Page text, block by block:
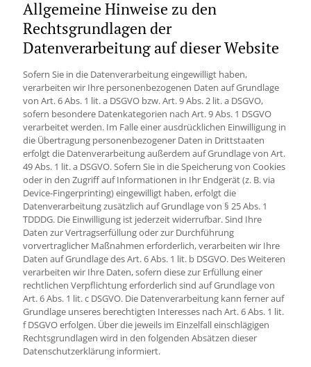
Allgemeine Hinweise zu den
Rechtsgrundlagen der
Datenverarbeitung auf dieser Website
Sofern Sie in die Datenverarbeitung eingewilligt haben,
verarbeiten wir Ihre personenbezogenen Daten auf Grundlage
von Art. 6 Abs. 1 lit. a DSGVO bzw. Art. 9 Abs. 2 lit. a DSGVO,
sofern besondere Datenkategorien nach Art. 9 Abs. 1 DSGVO
verarbeitet werden. Im Falle einer ausdrücklichen Einwilligung in
die Übertragung personenbezogener Daten in Drittstaaten
erfolgt die Datenverarbeitung außerdem auf Grundlage von Art.
49 Abs. 1 lit. a DSGVO. Sofern Sie in die Speicherung von Cookies
oder in den Zugriff auf Informationen in Ihr Endgerät (z. B. via
Device-Fingerprinting) eingewilligt haben, erfolgt die
Datenverarbeitung zusätzlich auf Grundlage von § 25 Abs. 1
TDDDG. Die Einwilligung ist jederzeit widerrufbar. Sind Ihre
Daten zur Vertragserfüllung oder zur Durchführung
vorvertraglicher Maßnahmen erforderlich, verarbeiten wir Ihre
Daten auf Grundlage des Art. 6 Abs. 1 lit. b DSGVO. Des Weiteren
verarbeiten wir Ihre Daten, sofern diese zur Erfüllung einer
rechtlichen Verpflichtung erforderlich sind auf Grundlage von
Art. 6 Abs. 1 lit. c DSGVO. Die Datenverarbeitung kann ferner auf
Grundlage unseres berechtigten Interesses nach Art. 6 Abs. 1 lit.
f DSGVO erfolgen. Über die jeweils im Einzelfall einschlägigen
Rechtsgrundlagen wird in den folgenden Absätzen dieser
Datenschutzerklärung informiert.